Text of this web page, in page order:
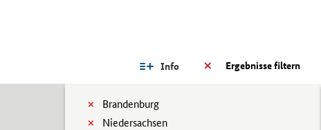
Ergebnisse filtern
Info
Brandenburg
Niedersachsen